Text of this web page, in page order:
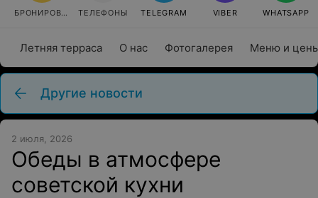
Летняя терраса О нас Фотогалерея Меню и
БРОНИРОВАТЬ ТЕЛЕФОНЫ TELEGRAM VIBER WHATSAPP
Другие новости
2 июля, 2026
Обеды в атмосфере
советской кухни